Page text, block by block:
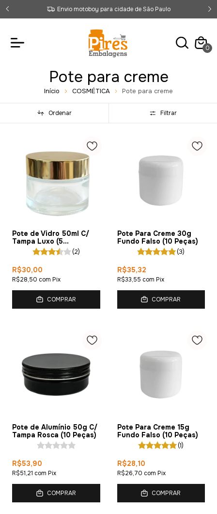
Envio motoboy para cidade de São Paulo
0
Pote para creme
Início COSMÉTICA Pote para creme
Ordenar Filtrar
Pote de Vidro 50ml C/
Tampa Luxo (5
Unidades)
(2)
R$30,00
R$28,50 com Pix
COMPRAR
Pote Para Creme 30g
Fundo Falso (10 Peças)
(3)
R$35,32
R$33,55 com Pix
COMPRAR
Pote de Alumínio 50g C/
Tampa Rosca (10 Peças)
R$53,90
R$51,21 com Pix
COMPRAR
Pote Para Creme 15g
Fundo Falso (10 Peças)
(1)
R$28,10
R$26,70 com Pix
COMPRAR